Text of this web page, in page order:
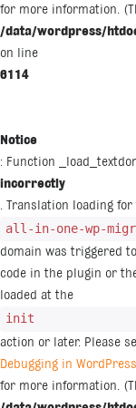
for more information.
/data/wordpress/
on line
6114
Notice
: Function
incorrectly
. Translation loading for
all-in-one-wp-
domain was triggered
code in the plugin or
loaded at the
init
action or later. Please
Debugging in WordPress
for more information.